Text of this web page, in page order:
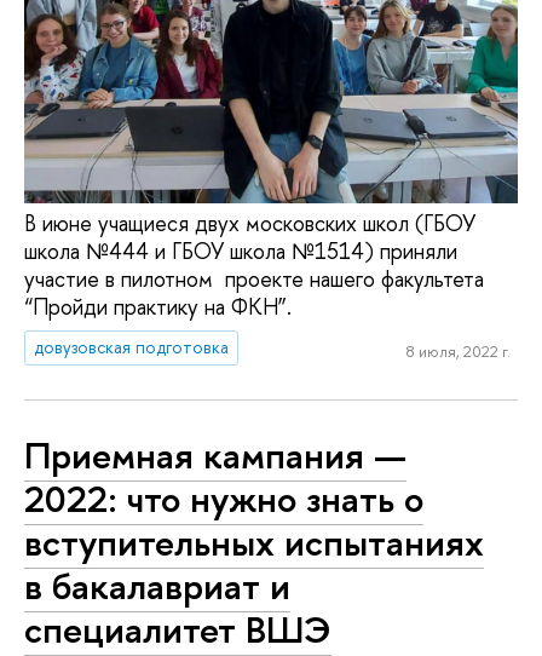
В июне учащиеся двух московских школ (ГБОУ
школа №444 и ГБОУ школа №1514) приняли
участие в пилотном проекте нашего факультета
“Пройди практику на ФКН”.
довузовская подготовка 8 июля, 2022 г.
Приемная кампания —
2022: что нужно знать о
вступительных испытаниях
в бакалавриат и
специалитет ВШЭ